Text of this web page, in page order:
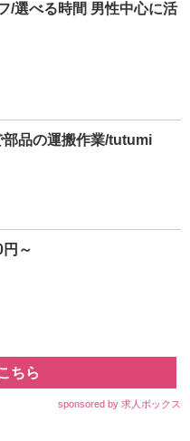
/選べる時間 男性中心に活
部品の運搬作業/tutumi
～
ちら
sponsored by 求人ボックス